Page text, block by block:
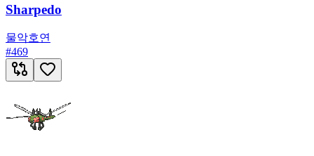
Sharpedo
물악호연
#469